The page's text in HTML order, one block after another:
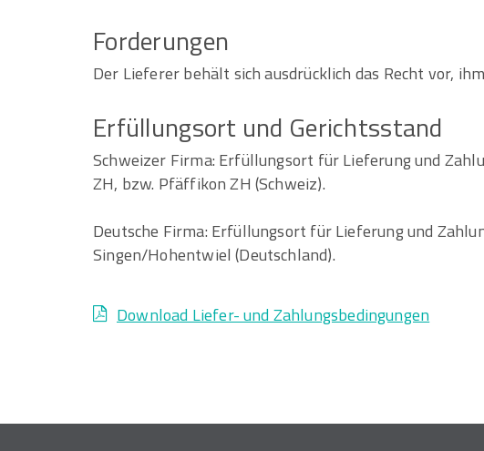
Forderungen
Der Lieferer behält sich ausdrücklich das Recht vor,
Erfüllungsort und Gerichtsstand
Schweizer Firma: Erfüllungsort für Lieferung und
ZH, bzw. Pfäffikon ZH (Schweiz).
Deutsche Firma: Erfüllungsort für Lieferung und
Singen/Hohentwiel (Deutschland).
Download Liefer- und Zahlungsbedingungen